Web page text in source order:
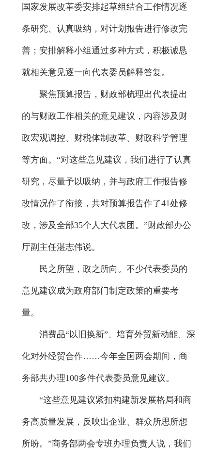
国家发展改革委安排起草组结合工作情况逐
条研究、认真吸纳，对计划报告进行修改完
善；安排解释小组通过多种方式，积极诚恳
就相关意见逐一向代表委员解释答复。
聚焦预算报告，财政部梳理出代表提出
的与财政工作相关的意见建议，内容涉及财
政宏观调控、财税体制改革、财政科学管理
等方面。“对这些意见建议，我们进行了认真
研究，尽量予以吸纳，并与政府工作报告修
改情况作了衔接，共对预算报告作了41处修
改，涉及全部35个人大代表团。”财政部办公
厅副主任湛志伟说。
民之所望，政之所向。不少代表委员的
意见建议成为政府部门制定政策的重要考
量。
消费品“以旧换新”、培育外贸新动能、深
化对外经贸合作……今年全国两会期间，商
务部共办理100多件代表委员意见建议。
“这些意见建议紧扣构建新发展格局和商
务高质量发展，反映出企业、群众所思所想
所盼。”商务部两会专班办理负责人说，我们